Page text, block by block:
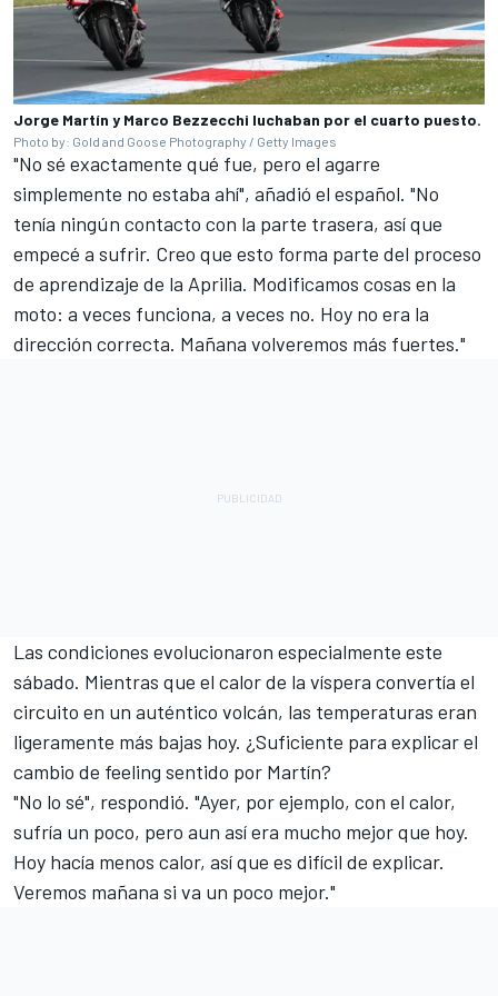
Jorge Martín y Marco Bezzecchi luchaban por el cuarto puesto.
Photo by: Gold and Goose Photography / Getty Images
"No sé exactamente qué fue, pero el agarre
simplemente no estaba ahí", añadió el español. "No
tenía ningún contacto con la parte trasera, así que
empecé a sufrir. Creo que esto forma parte del proceso
de aprendizaje de la Aprilia. Modificamos cosas en la
moto: a veces funciona, a veces no. Hoy no era la
dirección correcta. Mañana volveremos más fuertes."
Las condiciones evolucionaron especialmente este
sábado. Mientras que el calor de la víspera convertía el
circuito en un auténtico volcán, las temperaturas eran
ligeramente más bajas hoy. ¿Suficiente para explicar el
cambio de feeling sentido por Martín?
"No lo sé", respondió. "Ayer, por ejemplo, con el calor,
sufría un poco, pero aun así era mucho mejor que hoy.
Hoy hacía menos calor, así que es difícil de explicar.
Veremos mañana si va un poco mejor."